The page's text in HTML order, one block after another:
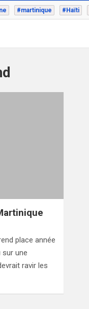
#martinique #Haïti
place année
sur une
ravir les